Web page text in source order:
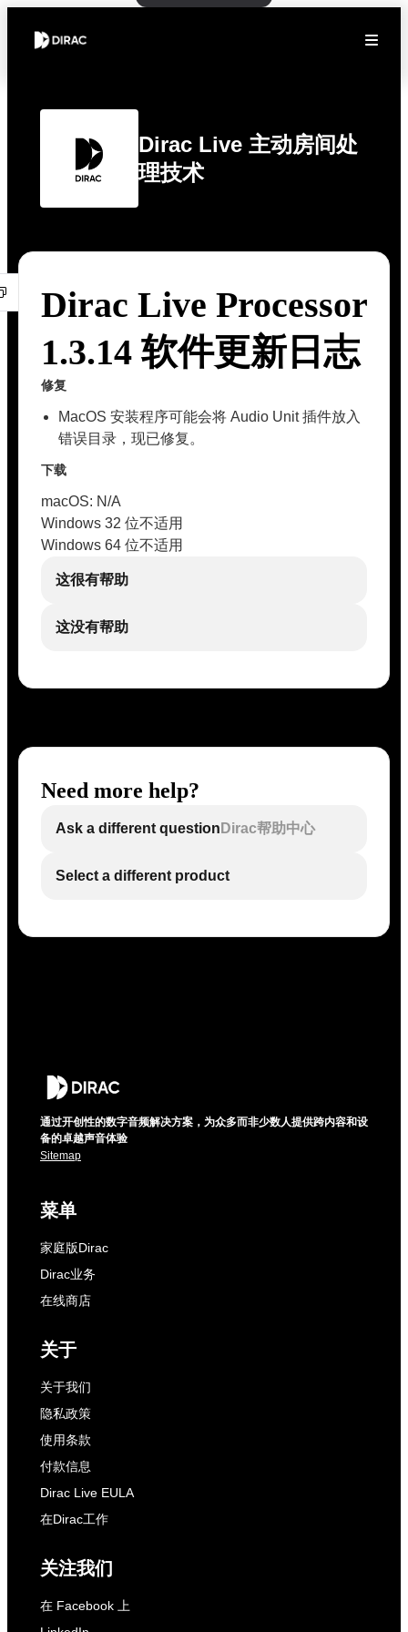
Dirac Live 主动房间处
理技术
Dirac Live Processor
1.3.14 软件更新日志
修复
MacOS 安装程序可能会将 Audio Unit 插件放入
错误目录，现已修复。
下载
macOS: N/A
Windows 32 位不适用
Windows 64 位不适用
这很有帮助
这没有帮助
Need more help?
Ask a different question Dirac帮助中心
Select a different product
通过开创性的数字音频解决方案，为众多而非少数人提供跨内容和设
备的卓越声音体验
Sitemap
菜单
家庭版Dirac
Dirac业务
在线商店
关于
关于我们
隐私政策
使用条款
付款信息
Dirac Live EULA
在Dirac工作
关注我们
在 Facebook 上